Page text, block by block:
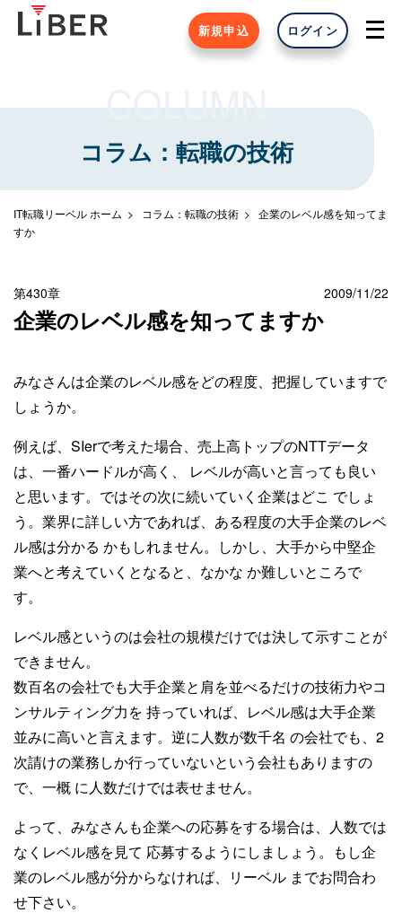
新規申込 ログイン
COLUMN
コラム：転職の技術
IT転職リーベル ホーム コラム：転職の技術
企業のレベル感を知ってま
すか
第430章 2009/11/22
企業のレベル感を知ってますか
みなさんは企業のレベル感をどの程度、把握していますで
しょうか。
例えば、SIerで考えた場合、売上高トップのNTTデータ
は、一番ハードルが高く、 レベルが高いと言っても良い
と思います。ではその次に続いていく企業はどこ でしょ
う。業界に詳しい方であれば、ある程度の大手企業のレベ
ル感は分かる かもしれません。しかし、大手から中堅企
業へと考えていくとなると、なかな か難しいところで
す。
レベル感というのは会社の規模だけでは決して示すことが
できません。
数百名の会社でも大手企業と肩を並べるだけの技術力やコ
ンサルティング力を 持っていれば、レベル感は大手企業
並みに高いと言えます。逆に人数が数千名 の会社でも、2
次請けの業務しか行っていないという会社もありますの
で、一概 に人数だけでは表せません。
よって、みなさんも企業への応募をする場合は、人数では
なくレベル感を見て 応募するようにしましょう。もし企
業のレベル感が分からなければ、リーベル までお問合わ
せ下さい。